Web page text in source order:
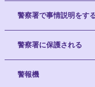
警察署で事情説明をす
警察署に保護される
警報機